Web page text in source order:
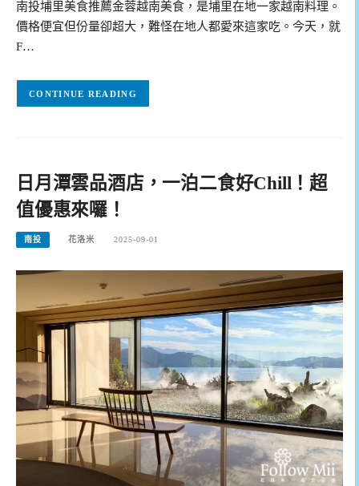
南投埔里美食推薦金蓉越南美食，是埔里在地一家越南料理。
價格便宜但份量卻超大，難怪在地人都愛來這家吃。今天，就
F…
CONTINUE READING
日月潭雲品酒店，一泊二食好Chill！超
值優惠來囉！
南投 花洛米 2025-09-01